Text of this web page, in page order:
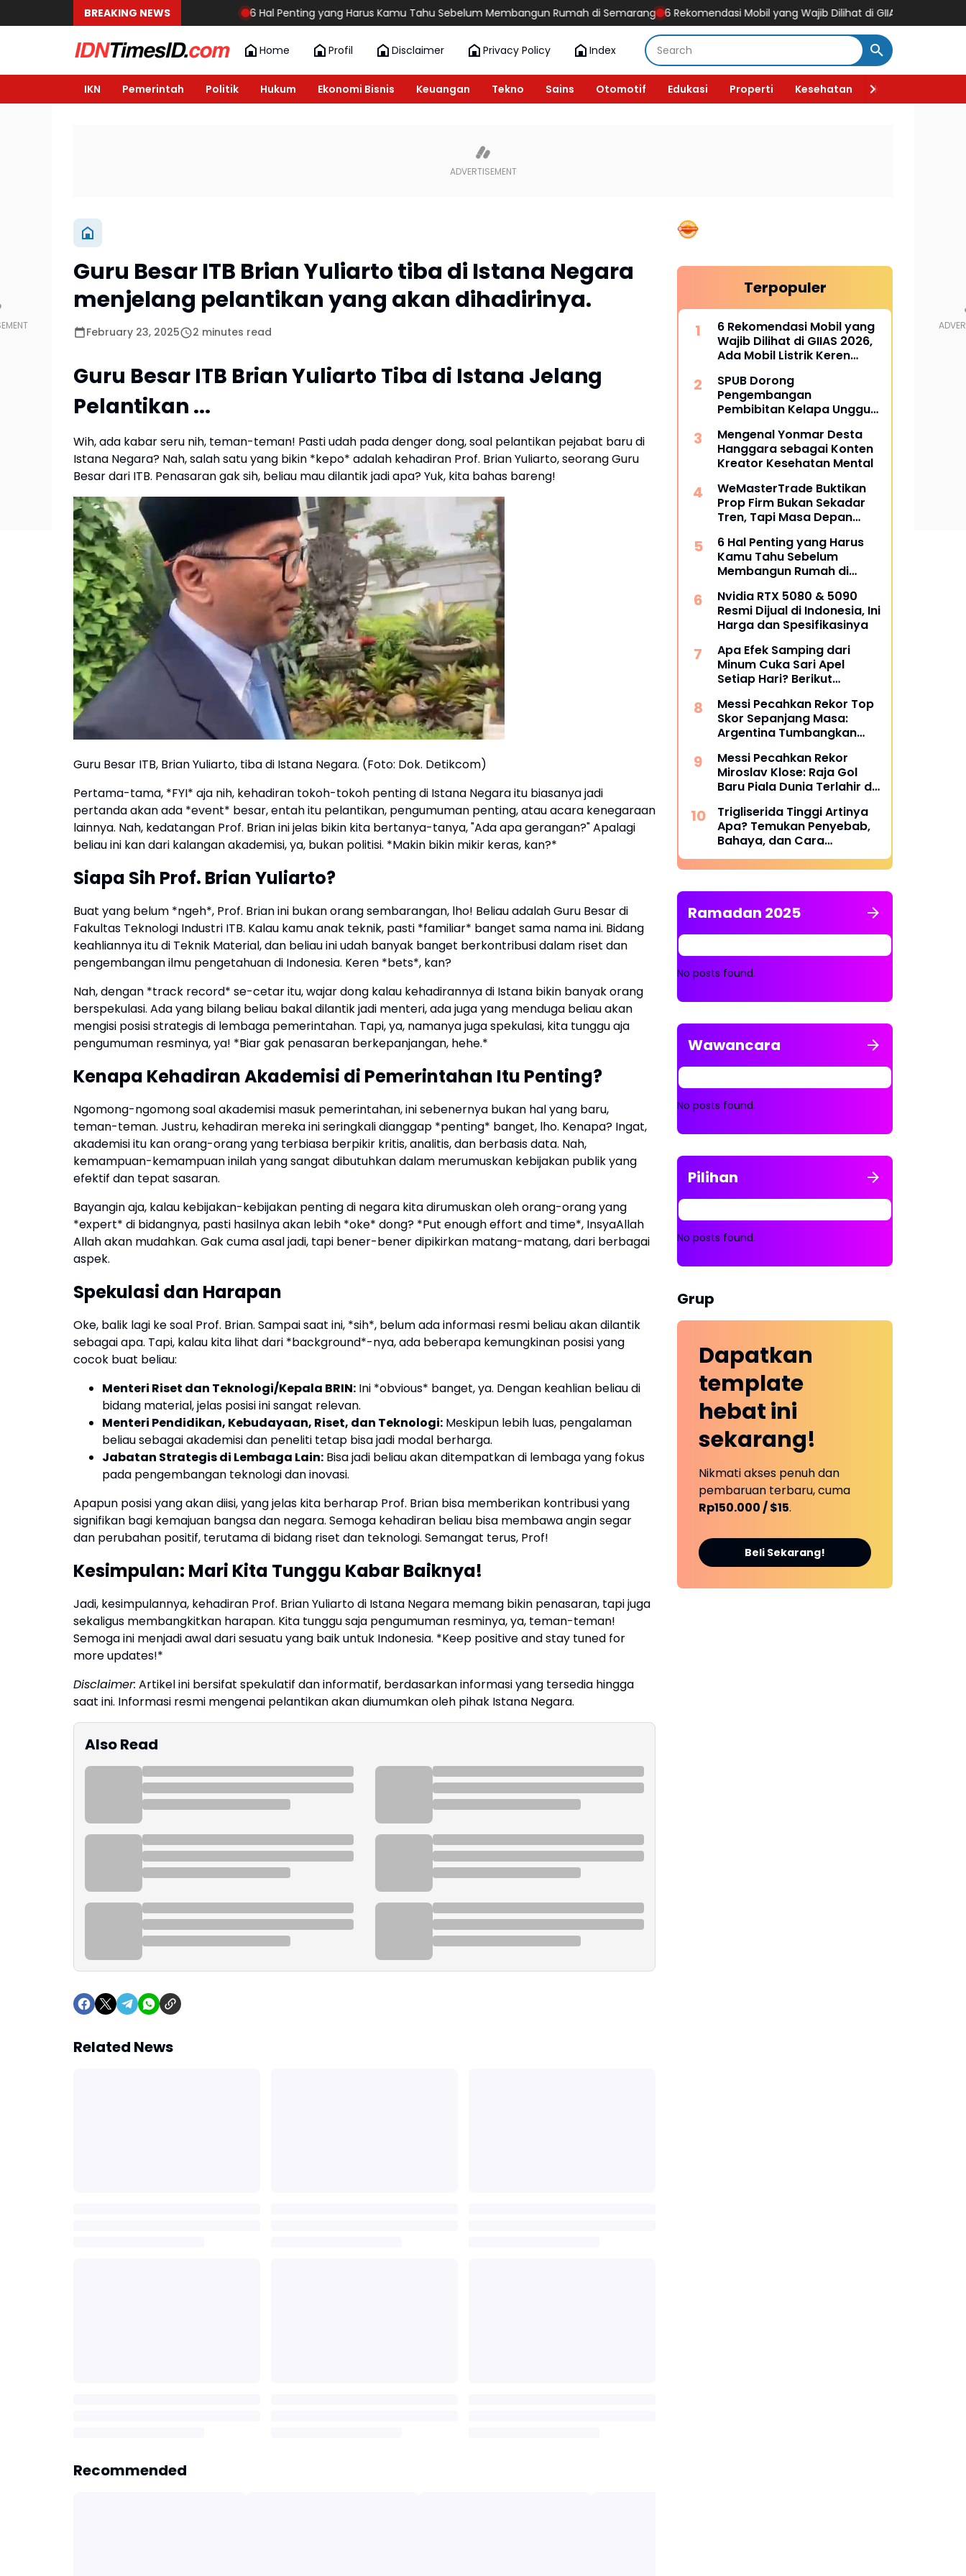
BREAKING NEWS 6 Hal Penting yang Harus Kamu Tahu Sebelum Membangun Rumah di Semarang 6 Rekomendasi Mobil yang Wajib Dilihat di GIIAS 2026, Ada Mobil
Home Profil Disclaimer Privacy Policy Index
IKN Pemerintah Politik Hukum Ekonomi Bisnis Keuangan Tekno Sains Otomotif Edukasi Properti Kesehatan Kecantikan
Guru Besar ITB Brian Yuliarto tiba di Istana Negara
menjelang pelantikan yang akan dihadirinya.
February 23, 2025 2 minutes read
Guru Besar ITB Brian Yuliarto Tiba di Istana Jelang
Pelantikan ...
Wih, ada kabar seru nih, teman-teman! Pasti udah pada denger dong, soal pelantikan pejabat baru di
Istana Negara? Nah, salah satu yang bikin *kepo* adalah kehadiran Prof. Brian Yuliarto, seorang Guru
Besar dari ITB. Penasaran gak sih, beliau mau dilantik jadi apa? Yuk, kita bahas bareng!
Guru Besar ITB, Brian Yuliarto, tiba di Istana Negara. (Foto: Dok. Detikcom)
Pertama-tama, *FYI* aja nih, kehadiran tokoh-tokoh penting di Istana Negara itu biasanya jadi
pertanda akan ada *event* besar, entah itu pelantikan, pengumuman penting, atau acara kenegaraan
lainnya. Nah, kedatangan Prof. Brian ini jelas bikin kita bertanya-tanya, "Ada apa gerangan?" Apalagi
beliau ini kan dari kalangan akademisi, ya, bukan politisi. *Makin bikin mikir keras, kan?*
Siapa Sih Prof. Brian Yuliarto?
Buat yang belum *ngeh*, Prof. Brian ini bukan orang sembarangan, lho! Beliau adalah Guru Besar di
Fakultas Teknologi Industri ITB. Kalau kamu anak teknik, pasti *familiar* banget sama nama ini. Bidang
keahliannya itu di Teknik Material, dan beliau ini udah banyak banget berkontribusi dalam riset dan
pengembangan ilmu pengetahuan di Indonesia. Keren *bets*, kan?
Nah, dengan *track record* se-cetar itu, wajar dong kalau kehadirannya di Istana bikin banyak orang
berspekulasi. Ada yang bilang beliau bakal dilantik jadi menteri, ada juga yang menduga beliau akan
mengisi posisi strategis di lembaga pemerintahan. Tapi, ya, namanya juga spekulasi, kita tunggu aja
pengumuman resminya, ya! *Biar gak penasaran berkepanjangan, hehe.*
Kenapa Kehadiran Akademisi di Pemerintahan Itu Penting?
Ngomong-ngomong soal akademisi masuk pemerintahan, ini sebenernya bukan hal yang baru,
teman-teman. Justru, kehadiran mereka ini seringkali dianggap *penting* banget, lho. Kenapa? Ingat,
akademisi itu kan orang-orang yang terbiasa berpikir kritis, analitis, dan berbasis data. Nah,
kemampuan-kemampuan inilah yang sangat dibutuhkan dalam merumuskan kebijakan publik yang
efektif dan tepat sasaran.
Bayangin aja, kalau kebijakan-kebijakan penting di negara kita dirumuskan oleh orang-orang yang
*expert* di bidangnya, pasti hasilnya akan lebih *oke* dong? *Put enough effort and time*, InsyaAllah
Allah akan mudahkan. Gak cuma asal jadi, tapi bener-bener dipikirkan matang-matang, dari berbagai
aspek.
Spekulasi dan Harapan
Oke, balik lagi ke soal Prof. Brian. Sampai saat ini, *sih*, belum ada informasi resmi beliau akan dilantik
sebagai apa. Tapi, kalau kita lihat dari *background*-nya, ada beberapa kemungkinan posisi yang
cocok buat beliau:
Menteri Riset dan Teknologi/Kepala BRIN: Ini *obvious* banget, ya. Dengan keahlian beliau di
bidang material, jelas posisi ini sangat relevan.
Menteri Pendidikan, Kebudayaan, Riset, dan Teknologi: Meskipun lebih luas, pengalaman
beliau sebagai akademisi dan peneliti tetap bisa jadi modal berharga.
Jabatan Strategis di Lembaga Lain: Bisa jadi beliau akan ditempatkan di lembaga yang fokus
pada pengembangan teknologi dan inovasi.
Apapun posisi yang akan diisi, yang jelas kita berharap Prof. Brian bisa memberikan kontribusi yang
signifikan bagi kemajuan bangsa dan negara. Semoga kehadiran beliau bisa membawa angin segar
dan perubahan positif, terutama di bidang riset dan teknologi. Semangat terus, Prof!
Kesimpulan: Mari Kita Tunggu Kabar Baiknya!
Jadi, kesimpulannya, kehadiran Prof. Brian Yuliarto di Istana Negara memang bikin penasaran, tapi juga
sekaligus membangkitkan harapan. Kita tunggu saja pengumuman resminya, ya, teman-teman!
Semoga ini menjadi awal dari sesuatu yang baik untuk Indonesia. *Keep positive and stay tuned for
more updates!*
Disclaimer: Artikel ini bersifat spekulatif dan informatif, berdasarkan informasi yang tersedia hingga
saat ini. Informasi resmi mengenai pelantikan akan diumumkan oleh pihak Istana Negara.
Also Read
Related News
Recommended
Terpopuler
6 Rekomendasi Mobil yang
Wajib Dilihat di GIIAS 2026,
Ada Mobil Listrik Keren
SPUB Dorong
Pengembangan
Pembibitan Kelapa Unggul
Mengenal Yonmar Desta
Hanggara sebagai Konten
Kreator Kesehatan Mental
WeMasterTrade Buktikan
Prop Firm Bukan Sekadar
Tren, Tapi Masa Depan
6 Hal Penting yang Harus
Kamu Tahu Sebelum
Membangun Rumah di
Nvidia RTX 5080 & 5090
Resmi Dijual di Indonesia, Ini
Harga dan Spesifikasinya
Apa Efek Samping dari
Minum Cuka Sari Apel
Setiap Hari? Berikut
Messi Pecahkan Rekor Top
Skor Sepanjang Masa:
Argentina Tumbangkan
2026
Messi Pecahkan Rekor
Miroslav Klose: Raja Gol
Baru Piala Dunia Terlahir di
Trigliserida Tinggi Artinya
Apa? Temukan Penyebab,
Bahaya, dan Cara
Mengatasinya
Ramadan 2025
No posts found.
Wawancara
No posts found.
Pilihan
No posts found.
Grup
Dapatkan
template
hebat ini
sekarang!
Nikmati akses penuh dan
pembaruan terbaru, cuma
Rp150.000 / $15.
Beli Sekarang!